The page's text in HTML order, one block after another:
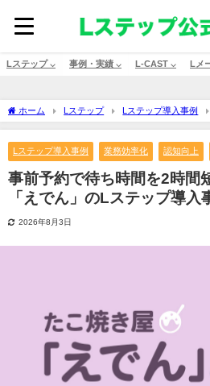
Lステップ ⌵ 事例・実績 ⌵ L-CAST ⌵ Lメ
ホーム Lステップ Lステップ導入事例
｜たこ焼き屋「えでん」のLステップ導入事例
Lステップ導入事例 業務効率化 認知向上
事前予約で待ち時間を2時間
「えでん」のLステップ導入
2026年8月3日